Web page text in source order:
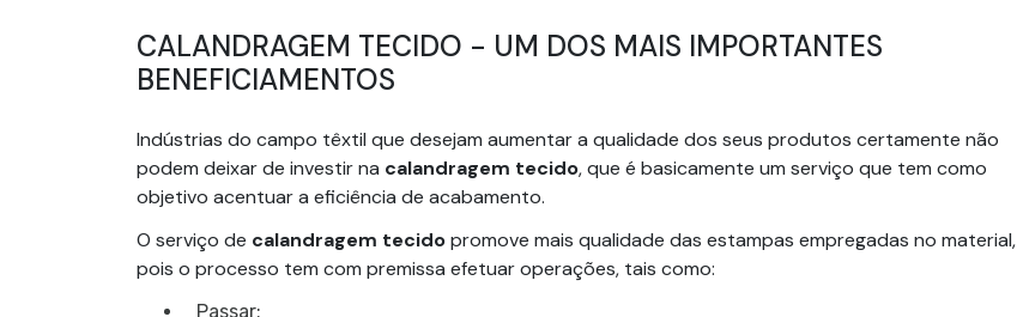
CALANDRAGEM TECIDO - UM DOS MAIS IMPORTANTES
BENEFICIAMENTOS
Indústrias do campo têxtil que desejam aumentar a qualidade dos seus produtos certamente não
podem deixar de investir na calandragem tecido, que é basicamente um serviço que tem como
objetivo acentuar a eficiência de acabamento.
O serviço de calandragem tecidopromove mais qualidade das estampas empregadas no material,
pois o processo tem com premissa efetuar operações, tais como:
Passar;